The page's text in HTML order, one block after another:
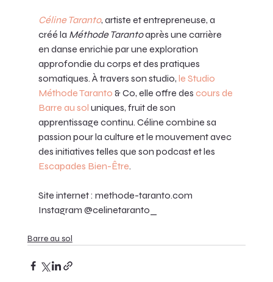
Céline Taranto, artiste et entrepreneuse, a
créé la Méthode Taranto après une carrière
en danse enrichie par une exploration
approfondie du corps et des pratiques
somatiques. À travers son studio, le Studio
Méthode Taranto & Co, elle offre des cours de
Barre au sol uniques, fruit de son
apprentissage continu. Céline combine sa
passion pour la culture et le mouvement avec
des initiatives telles que son podcast et les
Escapades Bien-Être.
Site internet: methode-taranto.com
Instagram @celinetaranto_
Barre au sol